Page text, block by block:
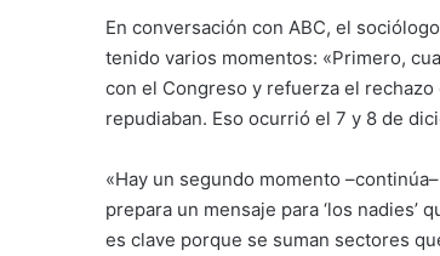
En conversación con ABC, el
tenido varios momentos: «Primero,
con el Congreso y refuerza el
repudiaban. Eso ocurrió el 7 y 8 de
«Hay un segundo momento
prepara un mensaje para ‘los
es clave porque se suman sectores